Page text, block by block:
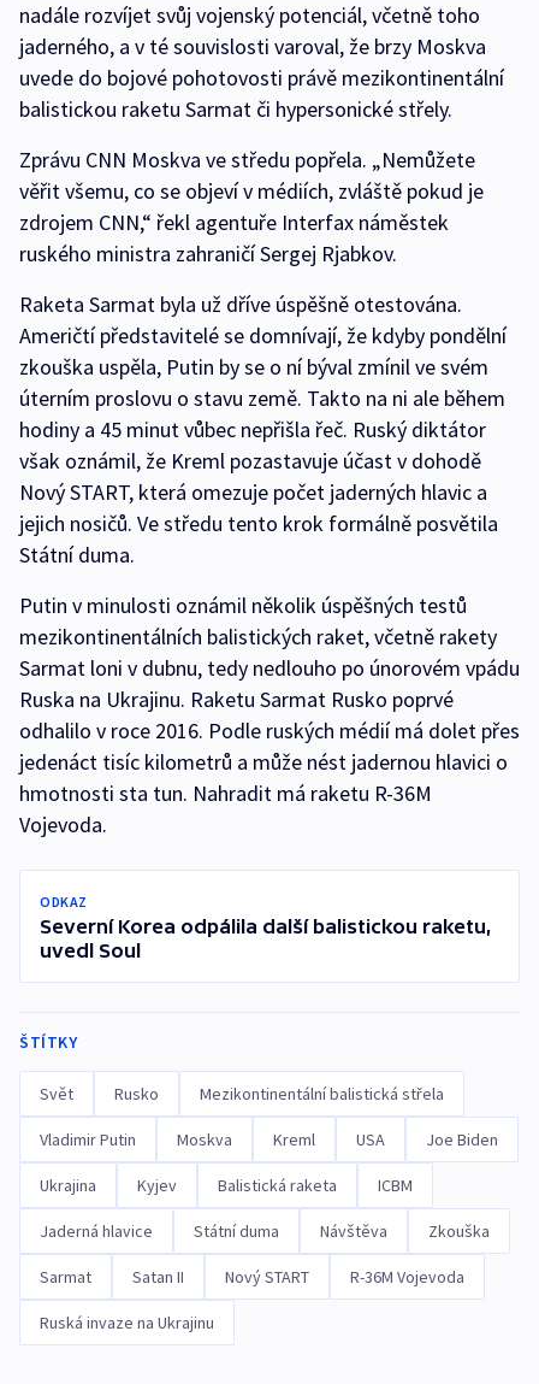
nadále rozvíjet svůj vojenský potenciál, včetně toho
jaderného, a v té souvislosti varoval, že brzy Moskva
uvede do bojové pohotovosti právě mezikontinentální
balistickou raketu Sarmat či hypersonické střely.
Zprávu CNN Moskva ve středu popřela. „Nemůžete
věřit všemu, co se objeví v médiích, zvláště pokud je
zdrojem CNN,“ řekl agentuře Interfax náměstek
ruského ministra zahraničí Sergej Rjabkov.
Raketa Sarmat byla už dříve úspěšně otestována.
Američtí představitelé se domnívají, že kdyby pondělní
zkouška uspěla, Putin by se o ní býval zmínil ve svém
úterním proslovu o stavu země. Takto na ni ale během
hodiny a 45 minut vůbec nepřišla řeč. Ruský diktátor
však oznámil, že Kreml pozastavuje účast v dohodě
Nový START, která omezuje počet jaderných hlavic a
jejich nosičů. Ve středu tento krok formálně posvětila
Státní duma.
Putin v minulosti oznámil několik úspěšných testů
mezikontinentálních balistických raket, včetně rakety
Sarmat loni v dubnu, tedy nedlouho po únorovém vpádu
Ruska na Ukrajinu. Raketu Sarmat Rusko poprvé
odhalilo v roce 2016. Podle ruských médií má dolet přes
jedenáct tisíc kilometrů a může nést jadernou hlavici o
hmotnosti sta tun. Nahradit má raketu R-36M
Vojevoda.
ODKAZ
Severní Korea odpálila další balistickou raketu,
uvedl Soul
ŠTÍTKY
Svět Rusko Mezikontinentální balistická střela
Vladimir Putin Moskva Kreml USA Joe Biden
Ukrajina Kyjev Balistická raketa ICBM
Jaderná hlavice Státní duma Návštěva Zkouška
Sarmat Satan II Nový START R-36M Vojevoda
Ruská invaze na Ukrajinu